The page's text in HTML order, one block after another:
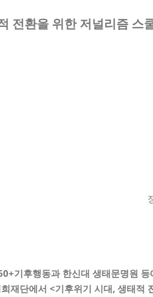
전환을 위한 저널리즘 스
기후행동과 한신대 생태문명원
재단에서 <기후위기 시대, 생태적